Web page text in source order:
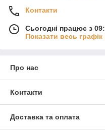
Контакти
Сьогодні працює з
Показати весь
Про нас
Контакти
Доставка та оплата